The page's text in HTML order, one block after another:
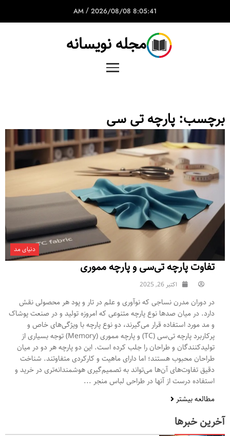
8:05:41 AM
/ 2026/08/08
مجله نویسانه
برچسب: پارچه تی سی
دنیای مد
تفاوت پارچه تی‌سی و پارچه مموری
اکتبر 26, 2025
در دوران مدرن نساجی که نوآوری و علم در تار و پود هر محصولی نقش
دارد. در میان صدها نوع پارچه متنوعی که امروزه تولید و در صنعت پوشاک
و مد مورد استفاده قرار می‌گیرند، دو نوع پارچه با ویژگی‌های خاص و
پرکاربرد پارچه تی‌سی (TC) و پارچه مموری (Memory) توجه بسیاری از
تولیدکنندگان و طراحان را جلب کرده‌ است. این دو پارچه هر دو در میان
طراحان محبوب هستند؛ اما دارای ماهیت و کارکردی متفاوتند. شناخت
دقیق تفاوت‌های آن‌ها می‌تواند به تصمیم‌گیری هوشمندانه‌تری در خرید و
استفاده درست از آنها در طراحی لباس منجر ...
مطالعه بیشتر
آخرین خبرها